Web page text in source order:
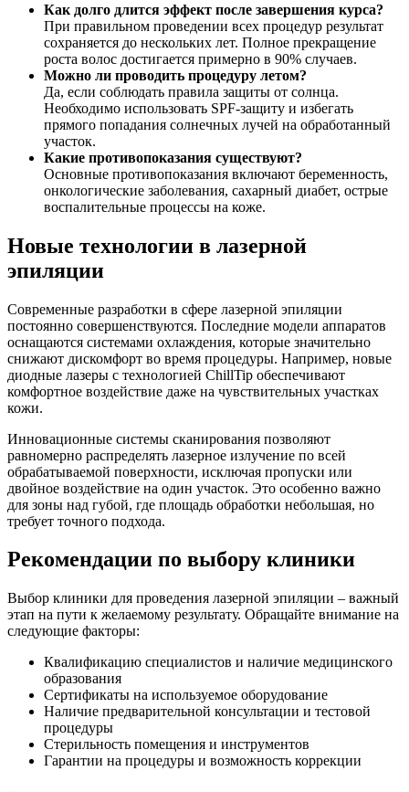
Как долго длится эффект после завершения курса?
При правильном проведении всех процедур результат
сохраняется до нескольких лет. Полное прекращение
роста волос достигается примерно в 90% случаев.
Можно ли проводить процедуру летом?
Да, если соблюдать правила защиты от солнца.
Необходимо использовать SPF-защиту и избегать
прямого попадания солнечных лучей на обработанный
участок.
Какие противопоказания существуют?
Основные противопоказания включают беременность,
онкологические заболевания, сахарный диабет, острые
воспалительные процессы на коже.
Новые технологии в лазерной
эпиляции
Современные разработки в сфере лазерной эпиляции
постоянно совершенствуются. Последние модели аппаратов
оснащаются системами охлаждения, которые значительно
снижают дискомфорт во время процедуры. Например, новые
диодные лазеры с технологией ChillTip обеспечивают
комфортное воздействие даже на чувствительных участках
кожи.
Инновационные системы сканирования позволяют
равномерно распределять лазерное излучение по всей
обрабатываемой поверхности, исключая пропуски или
двойное воздействие на один участок. Это особенно важно
для зоны над губой, где площадь обработки небольшая, но
требует точного подхода.
Рекомендации по выбору клиники
Выбор клиники для проведения лазерной эпиляции – важный
этап на пути к желаемому результату. Обращайте внимание на
следующие факторы:
Квалификацию специалистов и наличие медицинского
образования
Сертификаты на используемое оборудование
Наличие предварительной консультации и тестовой
процедуры
Стерильность помещения и инструментов
Гарантии на процедуры и возможность коррекции